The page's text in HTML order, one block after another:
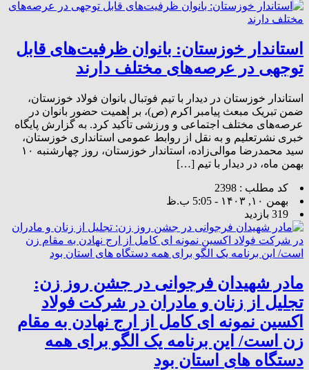
استاندار خوزستان: بانوان ظرفیت‌های قابل
توجهی در عرصه‌های مختلف دارند
استاندار خوزستان در دیدار با تیم فوتبال بانوان فولاد خوزستان،
ضمن تبریک مبعث پیامبر اکرم (ص)، بر اهمیت حضور بانوان در
عرصه‌های مختلف اجتماعی و ورزشی تأکید کرد. به گزارش پایگاه
خبری نشرتعلیم و به نقل از روابط عمومی استانداری خوزستان،
سید محمدرضا موالی‌زاده، استاندار خوزستان، روز چهارشنبه ۱۰
بهمن ماه، در دیدار با تیم […]
کد مطلب : 2398
بهمن ۱۰, ۱۴۰۳ - 5:05 ب.ظ
319 بازدید
مادر شهیدان فرجوانی در جشن روز زن:
تجلیل از زنان و مادران در شرکت فولاد
اکسین نمونه ای کامل از ارج نهادن به مقام
زن است/ این برنامه یک الگو برای همه
دستگاه های استان بود